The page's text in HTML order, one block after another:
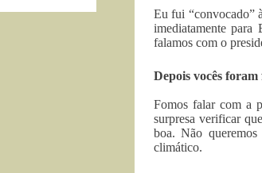
Eu fui “convocado”
imediatamente
falamos com o
Depois vocês
Fomos falar com a
surpresa verificar
boa. Não
climático.